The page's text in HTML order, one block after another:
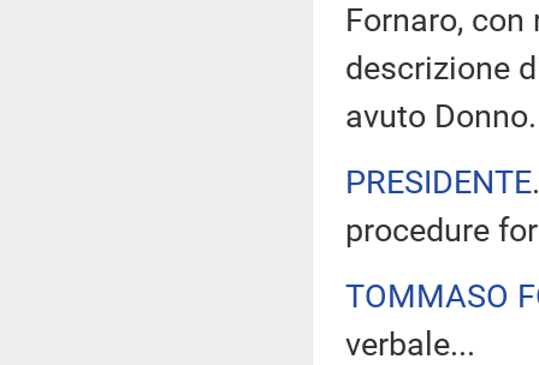
Fornaro,
descrizione
avuto Donno.
PRESIDENTE
procedure
TOMMASO
verbale...